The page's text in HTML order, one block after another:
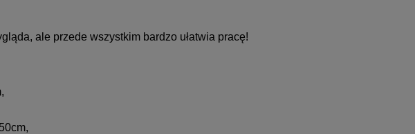
ale przede wszystkim bardzo ułatwia pracę!